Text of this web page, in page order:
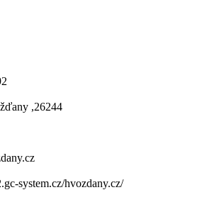
,26244
system.cz/hvozdany.cz/